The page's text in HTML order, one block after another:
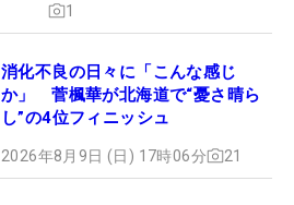
1
消化不良の日々に「こんな感じ
か」 菅楓華が北海道で“憂さ晴ら
し”の4位フィニッシュ
2026年8月9日 (日) 17時06分 21